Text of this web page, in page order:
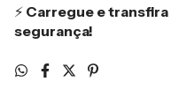
⚡ Carregue e
segurança!